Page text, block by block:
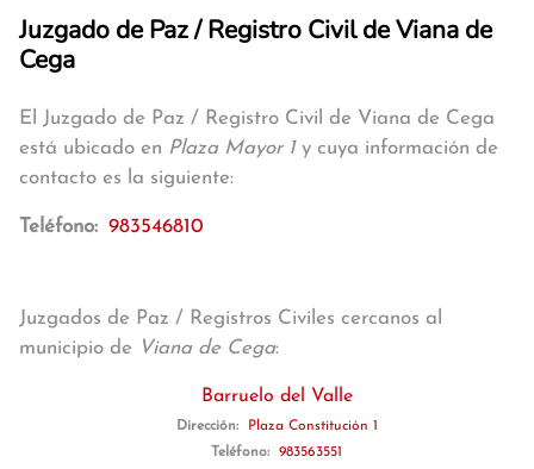
Juzgado de Paz / Registro Civil de Viana de
Cega
El Juzgado de Paz / Registro Civil de Viana de Cega
está ubicado en Plaza Mayor 1y cuya información de
contacto es la siguiente:
Teléfono: 983546810
Juzgados de Paz / Registros Civiles cercanos al
municipio de Viana de Cega:
Barruelo del Valle
Dirección:
Plaza Constitución 1
Teléfono:
983563551